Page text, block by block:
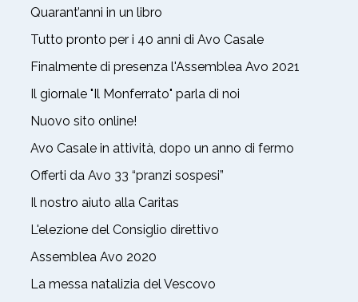
Quarant’anni in un libro
Tutto pronto per i 40 anni di Avo Casale
Finalmente di presenza l'Assemblea Avo 2021
Il giornale "Il Monferrato" parla di noi
Nuovo sito online!
Avo Casale in attività, dopo un anno di fermo
Offerti da Avo 33 “pranzi sospesi”
Il nostro aiuto alla Caritas
L'elezione del Consiglio direttivo
Assemblea Avo 2020
La messa natalizia del Vescovo